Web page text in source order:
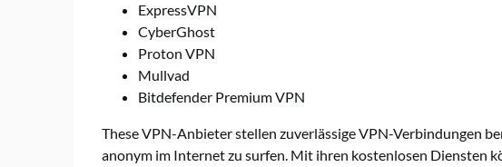
ExpressVPN
CyberGhost
Proton VPN
Mullvad
Bitdefender Premium VPN
These VPN-Anbieter stellen zuverlässige VPN-Verbindungen
anonym im Internet zu surfen. Mit ihren kostenlosen Diensten